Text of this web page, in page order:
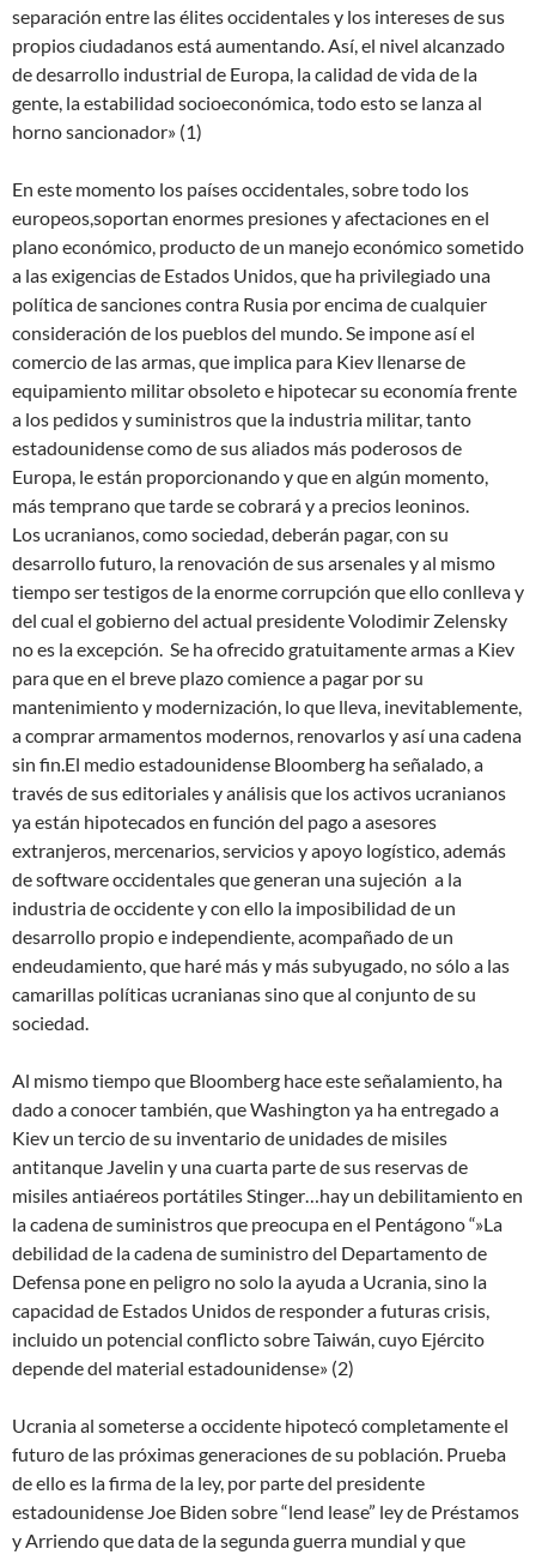
separación entre las élites occidentales y los intereses de sus
propios ciudadanos está aumentando. Así, el nivel alcanzado
de desarrollo industrial de Europa, la calidad de vida de la
gente, la estabilidad socioeconómica, todo esto se lanza al
horno sancionador» (1)
En este momento los países occidentales, sobre todo los
europeos,soportan enormes presiones y afectaciones en el
plano económico, producto de un manejo económico sometido
a las exigencias de Estados Unidos, que ha privilegiado una
política de sanciones contra Rusia por encima de cualquier
consideración de los pueblos del mundo. Se impone así el
comercio de las armas, que implica para Kiev llenarse de
equipamiento militar obsoleto e hipotecar su economía frente
a los pedidos y suministros que la industria militar, tanto
estadounidense como de sus aliados más poderosos de
Europa, le están proporcionando y que en algún momento,
más temprano que tarde se cobrará y a precios leoninos.
Los ucranianos, como sociedad, deberán pagar, con su
desarrollo futuro, la renovación de sus arsenales y al mismo
tiempo ser testigos de la enorme corrupción que ello conlleva y
del cual el gobierno del actual presidente Volodimir Zelensky
no es la excepción. Se ha ofrecido gratuitamente armas a Kiev
para que en el breve plazo comience a pagar por su
mantenimiento y modernización, lo que lleva, inevitablemente,
a comprar armamentos modernos, renovarlos y así una cadena
sin fin.El medio estadounidense Bloomberg ha señalado, a
través de sus editoriales y análisis que los activos ucranianos
ya están hipotecados en función del pago a asesores
extranjeros, mercenarios, servicios y apoyo logístico, además
de software occidentales que generan una sujeción a la
industria de occidente y con ello la imposibilidad de un
desarrollo propio e independiente, acompañado de un
endeudamiento, que haré más y más subyugado, no sólo a las
camarillas políticas ucranianas sino que al conjunto de su
sociedad.
Al mismo tiempo que Bloomberg hace este señalamiento, ha
dado a conocer también, que Washington ya ha entregado a
Kiev un tercio de su inventario de unidades de misiles
antitanque Javelin y una cuarta parte de sus reservas de
misiles antiaéreos portátiles Stinger…hay un debilitamiento en
la cadena de suministros que preocupa en el Pentágono “»La
debilidad de la cadena de suministro del Departamento de
Defensa pone en peligro no solo la ayuda a Ucrania, sino la
capacidad de Estados Unidos de responder a futuras crisis,
incluido un potencial conflicto sobre Taiwán, cuyo Ejército
depende del material estadounidense» (2)
Ucrania al someterse a occidente hipotecó completamente el
futuro de las próximas generaciones de su población. Prueba
de ello es la firma de la ley, por parte del presidente
estadounidense Joe Biden sobre “lend lease” ley de Préstamos
y Arriendo que data de la segunda guerra mundial y que